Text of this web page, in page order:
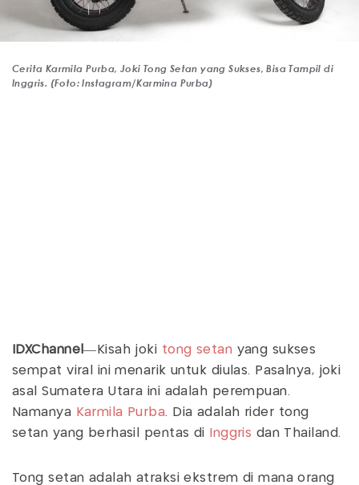
Cerita Karmila Purba, Joki Tong Setan yang Sukses, Bisa Tampil di
Inggris. (Foto: Instagram/Karmina Purba)
IDXChannel—Kisah joki tong setan yang sukses
sempat viral ini menarik untuk diulas. Pasalnya, joki
asal Sumatera Utara ini adalah perempuan.
Namanya Karmila Purba. Dia adalah rider tong
setan yang berhasil pentas di
Inggris dan Thailand.
Tong setan adalah atraksi ekstrem di mana orang